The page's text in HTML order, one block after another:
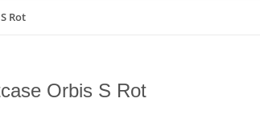
Rot
Orbis S Rot